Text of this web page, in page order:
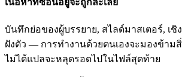
บันทึกย่อของผู้บรรยาย, สไลด์มาสเตอร์, เชิ
ฝังตัว — การทำงานด้วยตนเองจะมองข้าม
ไม่ได้แปลจะหลุดรอดไปในไฟล์สุดท้าย